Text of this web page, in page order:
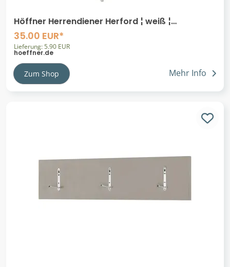
Höffner Herrendiener Herford ¦ weiß ¦
Massivholz ¦ Maße (cm): B: 47 H: 102 T: 36.0
35.00 EUR*
Lieferung: 5.90 EUR
hoeffner.de
Zum Shop Mehr Info